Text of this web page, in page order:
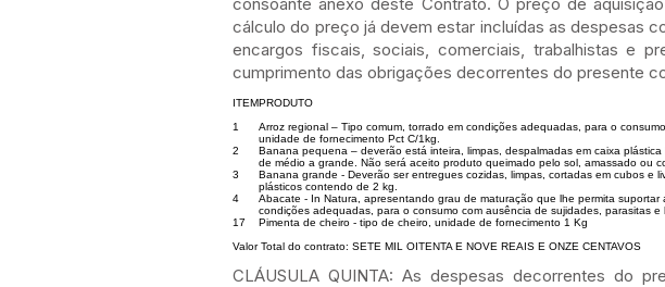
cálculo do preço já devem estar incluídas as despesas
encargos fiscais, sociais, comerciais, trabalhistas e
cumprimento das obrigações decorrentes do presente
ITEMPRODUTO
1
Arroz regional – Tipo comum, torrado em condições adequadas, para o
unidade de fornecimento Pct C/1kg.
2
Banana pequena – deverão está inteira, limpas, despalmadas em caixa
de médio a grande. Não será aceito produto queimado pelo sol, amassado ou
3
Banana grande - Deverão ser entregues cozidas, limpas, cortadas em cubos e
plásticos contendo de 2 kg.
4
Abacate - In Natura, apresentando grau de maturação que lhe permita
condições adequadas, para o consumo com ausência de sujidades, parasitas e
17
Pimenta de cheiro - tipo de cheiro, unidade de fornecimento 1 Kg
Valor Total do contrato: SETE MIL OITENTA E NOVE REAIS E ONZE CENTAVOS
CLÁUSULA QUINTA: As despesas decorrentes do